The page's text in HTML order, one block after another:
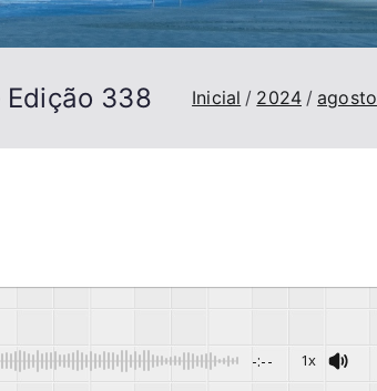
Edição 338 Inicial 2024 agosto
-:-- 1x